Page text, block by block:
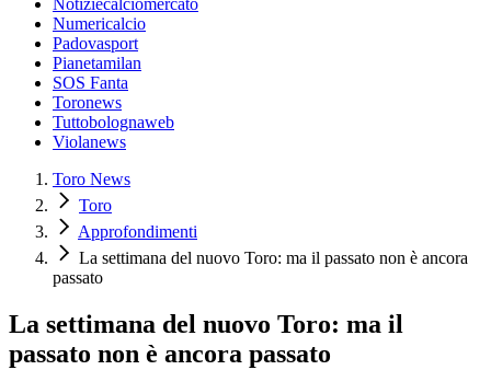
Notiziecalciomercato
Numericalcio
Padovasport
Pianetamilan
SOS Fanta
Toronews
Tuttobolognaweb
Violanews
Toro News
Toro
Approfondimenti
La settimana del nuovo Toro: ma il passato non è ancora
passato
La settimana del nuovo Toro: ma il
passato non è ancora passato